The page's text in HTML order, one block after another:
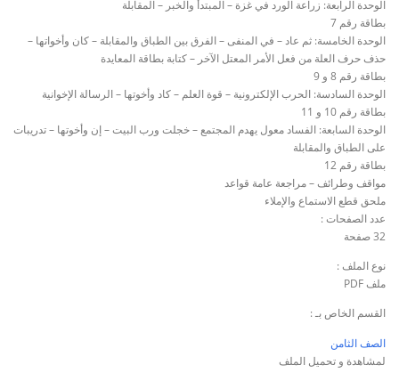
الوحدة الرابعة: زراعة الورد في غزة – المبتدأ والخبر – المقابلة
بطاقة رقم 7
الوحدة الخامسة: ثم عاد – في المنفى – الفرق بين الطباق والمقابلة – كان وأخواتها –
حذف حرف العلة من فعل الأمر المعتل الآخر – كتابة بطاقة المعايدة
بطاقة رقم 8 و 9
الوحدة السادسة: الحرب الإلكترونية – قوة العلم – كاد وأخوتها – الرسالة الإخوانية
بطاقة رقم 10 و 11
الوحدة السابعة: الفساد معول يهدم المجتمع – خجلت ورب البيت – إن وأخوتها – تدريبات
على الطباق والمقابلة
بطاقة رقم 12
مواقف وطرائف – مراجعة عامة قواعد
ملحق قطع الاستماع والإملاء
عدد الصفحات :
32 صفحة
نوع الملف :
ملف PDF
القسم الخاص بـ :
الصف الثامن
لمشاهدة و تحميل الملف